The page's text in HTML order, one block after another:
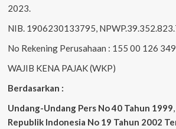
2023.
NIB. 1906230133795,
No Rekening Perusahaan : 155 00 126
WAJIB KENA PAJAK (WKP)
Berdasarkan :
Undang-Undang Pers No 40 Tahun 1999,
Republik Indonesia No 19 Tahun 2002